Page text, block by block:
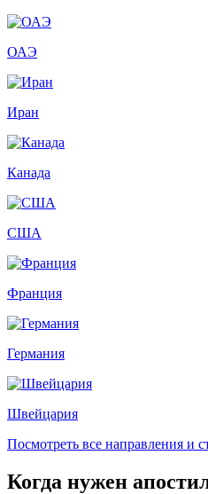
ОАЭ
Иран
Канада
США
Франция
Германия
Швейцария
Посмотреть все направления и
Когда нужен